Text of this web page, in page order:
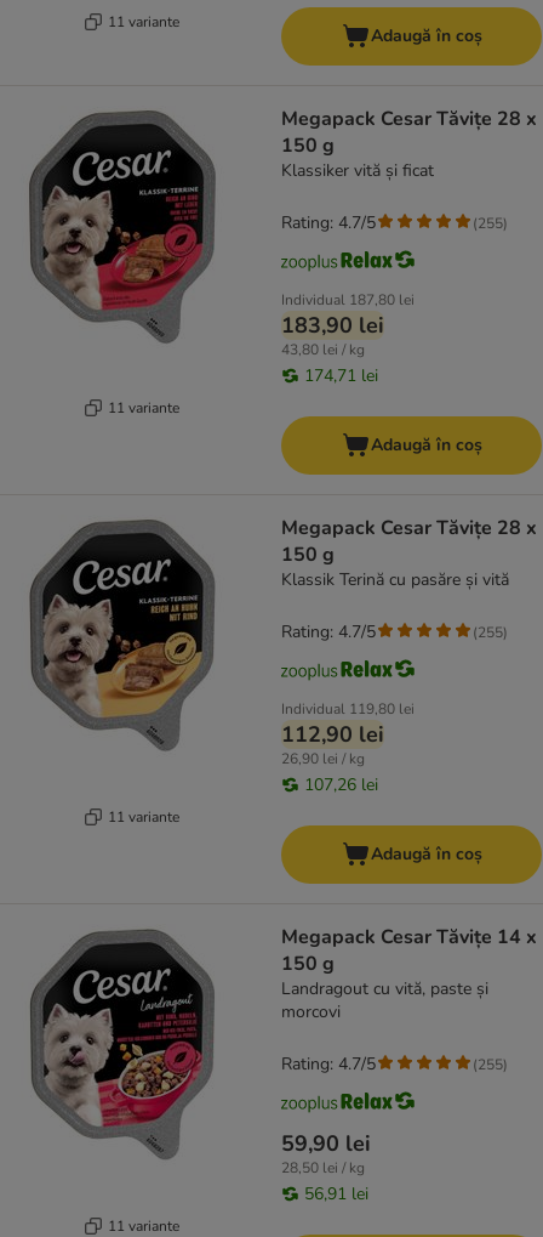
11 variante
Adaugă în coș
11 variante
Megapack Cesar Tăvițe 28 x
150 g
Klassiker vită și ficat
Individual 187,80 lei
183,90 lei
43,80 lei / kg
174,71 lei
Rating: 4.7/5 (255)
Adaugă în coș
11 variante
Megapack Cesar Tăvițe 28 x
150 g
Klassik Terină cu pasăre și vită
Individual 119,80 lei
112,90 lei
26,90 lei / kg
107,26 lei
Rating: 4.7/5 (255)
Adaugă în coș
11 variante
Megapack Cesar Tăvițe 14 x
150 g
Landragout cu vită, paste și
morcovi
59,90 lei
28,50 lei / kg
56,91 lei
Rating: 4.7/5 (255)